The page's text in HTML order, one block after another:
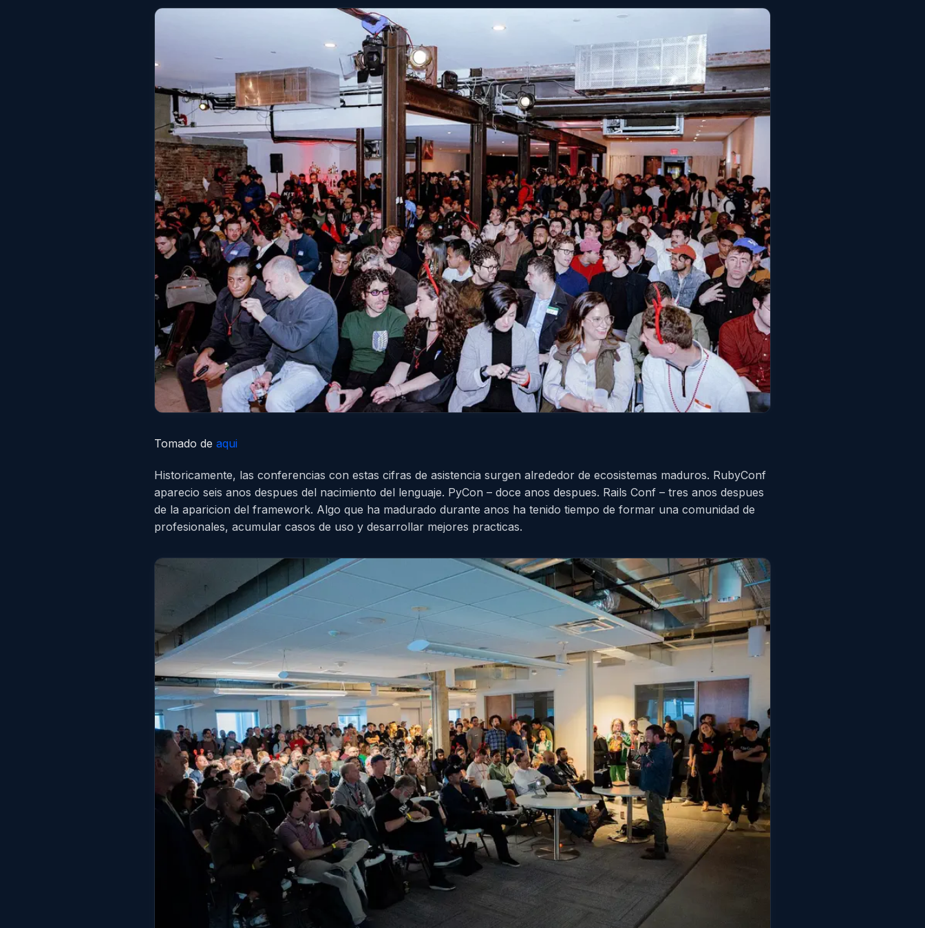
Tomado de aqui
Historicamente, las conferencias con estas cifras de asistencia surgen alrededor de ecosistemas maduros. RubyConf
aparecio seis anos despues del nacimiento del lenguaje. PyCon – doce anos despues. Rails Conf – tres anos despues
de la aparicion del framework. Algo que ha madurado durante anos ha tenido tiempo de formar una comunidad de
profesionales, acumular casos de uso y desarrollar mejores practicas.